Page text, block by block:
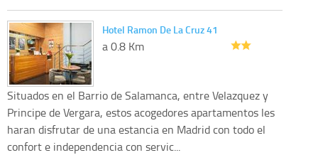
Hotel Ramon De La Cruz 41
a 0.8 Km
Situados en el Barrio de Salamanca, entre Velazquez y
Principe de Vergara, estos acogedores apartamentos les
haran disfrutar de una estancia en Madrid con todo el
confort e independencia con servic...